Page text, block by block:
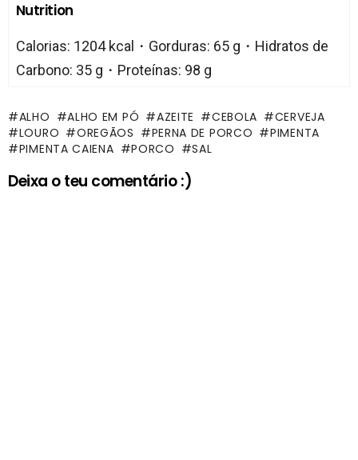
Nutrition
Calorias: 1204 kcal・Gorduras: 65 g・Hidratos de
Carbono: 35 g・Proteínas: 98 g
ALHO ALHO EM PÓ AZEITE CEBOLA
CERVEJA
LOURO
OREGÃOS PERNA DE PORCO
PIMENTA
PIMENTA CAIENA
PORCO SAL
Deixa o teu comentário :)